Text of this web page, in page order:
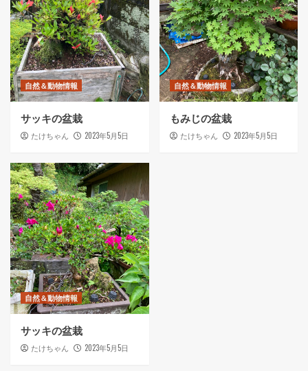
自然＆動物情報
サッキの盆栽
たけちゃん 2023年5月5日
自然＆動物情報
もみじの盆栽
たけちゃん 2023年5月5日
自然＆動物情報
サッキの盆栽
たけちゃん 2023年5月5日